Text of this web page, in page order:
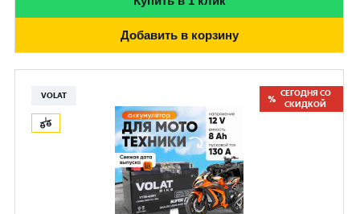
Добавить в корзину
VOLAT
СЕГОДНЯ СО
СКИДКОЙ